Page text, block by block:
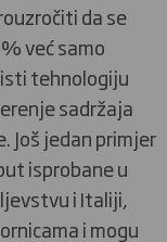
da se
već samo
tehnologiju
sadržaja
Još jedan primjer
isprobane u
i Italiji,
i mogu